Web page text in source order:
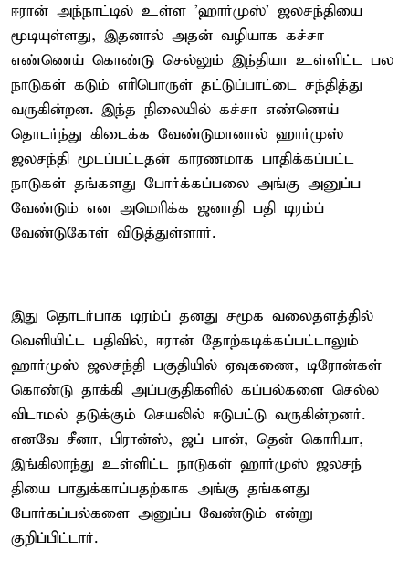
ஈரான் அந்நாட்டில் உள்ள 'ஹார்முஸ்' ஜலசந்தியை
மூடியுள்ளது, இதனால் அதன் வழியாக கச்சா
எண்ணெய் கொண்டு செல்லும் இந்தியா உள்ளிட்ட பல
நாடுகள் கடும் எரிபொருள் தட்டுப்பாட்டை சந்தித்து
வருகின்றன. இந்த நிலையில் கச்சா எண்ணெய்
தொடர்ந்து கிடைக்க வேண்டுமானால் ஹார்முஸ்
ஜலசந்தி மூடப்பட்டதன் காரணமாக பாதிக்கப்பட்ட
நாடுகள் தங்களது போர்க்கப்பலை அங்கு அனுப்ப
வேண்டும் என அமெரிக்க ஜனாதி பதி டிரம்ப்
வேண்டுகோள் விடுத்துள்ளார்.
இது தொடர்பாக டிரம்ப் தனது சமூக வலைதளத்தில்
வெளியிட்ட பதிவில், ஈரான் தோற்கடிக்கப்பட்டாலும்
ஹார்முஸ் ஜலசந்தி பகுதியில் ஏவுகணை, டிரோன்கள்
கொண்டு தாக்கி அப்பகுதிகளில் கப்பல்களை செல்ல
விடாமல் தடுக்கும் செயலில் ஈடுபட்டு வருகின்றனர்.
எனவே சீனா, பிரான்ஸ், ஜப் பான், தென் கொரியா,
இங்கிலாந்து உள்ளிட்ட நாடுகள் ஹார்முஸ் ஜலசந்
தியை பாதுக்காப்பதற்காக அங்கு தங்களது
போர்கப்பல்களை அனுப்ப வேண்டும் என்று
குறிப்பிட்டார்.